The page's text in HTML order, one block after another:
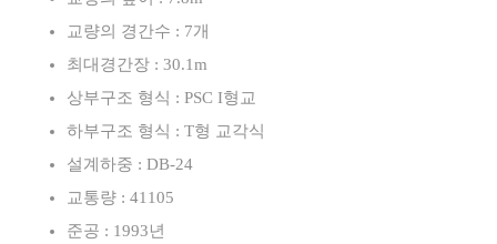
교량의 경간수 : 7개
최대경간장 : 30.1m
상부구조 형식 : PSC I형교
하부구조 형식 : T형 교각식
설계하중 : DB-24
교통량 : 41105
준공 : 1993년